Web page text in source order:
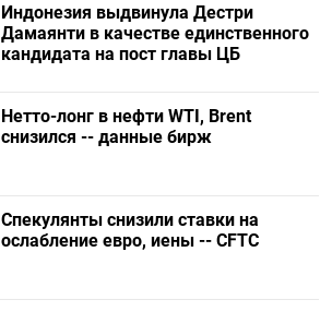
Индонезия выдвинула Дестри
⁠Дамаянти в качестве единственного
кандидата на пост главы ЦБ
Нетто-лонг в нефти WTI, Brent
снизился -- данные бирж
Спекулянты снизили ставки на
ослабление евро, иены -- CFTC